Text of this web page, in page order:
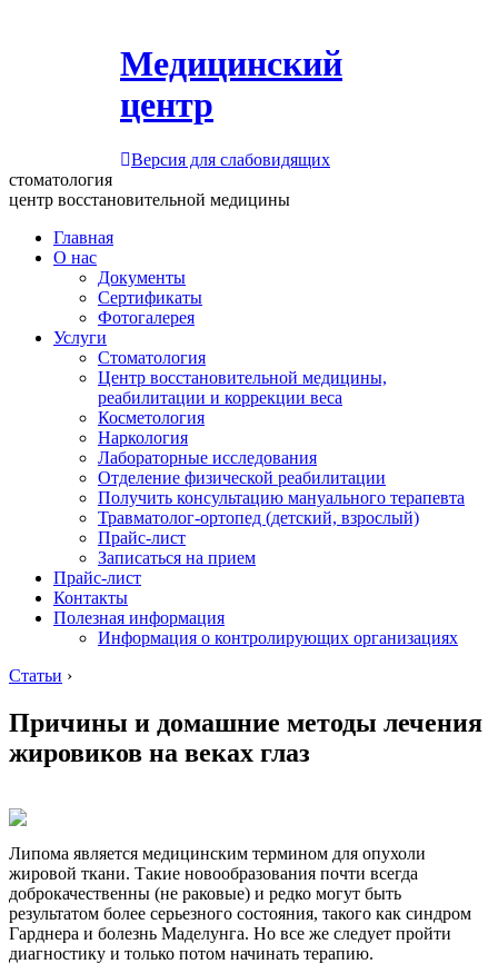
Медицинский
центр
Версия для слабовидящих
стоматология
центр восстановительной медицины
Главная
О нас
Документы
Сертификаты
Фотогалерея
Услуги
Стоматология
Центр восстановительной медицины,
реабилитации и коррекции веса
Косметология
Наркология
Лабораторные исследования
Отделение физической реабилитации
Получить консультацию мануального терапевта
Травматолог-ортопед (детский, взрослый)
Прайс-лист
Записаться на прием
Прайс-лист
Контакты
Полезная информация
Информация о контролирующих организациях
Статьи ›
Причины и домашние методы лечения
жировиков на веках глаз
Липома является медицинским термином для опухоли
жировой ткани. Такие новообразования почти всегда
доброкачественны (не раковые) и редко могут быть
результатом более серьезного состояния, такого как синдром
Гарднера и болезнь Маделунга. Но все же следует пройти
диагностику и только потом начинать терапию.